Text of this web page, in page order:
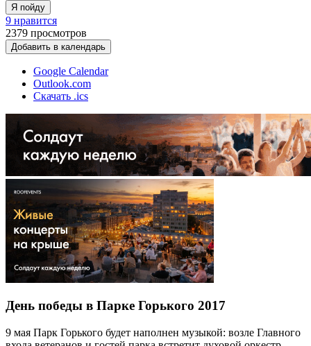
Я пойду
9 нравится
2379 просмотров
Добавить в календарь
Google Calendar
Outlook.com
Скачать .ics
День победы в Парке Горького 2017
9 мая Парк Горького будет наполнен музыкой: возле Главного